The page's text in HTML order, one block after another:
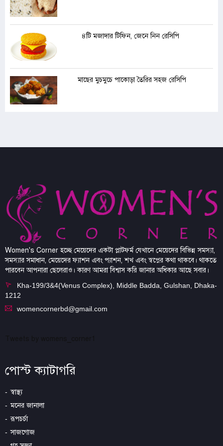
৪টি মজাদার টিফিন, জেনে নিন রেসিপি
মাছের মুচমুচে পাকোড়া তৈরির সহজ রেসিপি
Women's Corner হচ্ছে মেয়েদের একটা প্লাটফর্ম যেখানে মেয়েদের বিভিন্ন সমস্যা,
সমস্যার সমাধান, মেয়েদের ফ্যাশন এবং প্যাশন, শখ এবং স্বপ্নের কথা থাকবে। থাকতে
পারবেন আপনারা ছেলেরাও। কারণ আমরা বিশ্বাস করি জানার অধিকার আছে সবার।
Kha-199/3&4(Venus Complex), Middle Badda, Gulshan, Dhaka-
1212
womencornerbd@gmail.com
পোস্ট ক্যাটাগরি
স্বাস্থ্য
মনের জানালা
রূপচর্চা
সাজগোজ